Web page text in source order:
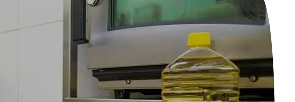
Raapo菜籽油lie 概述頁面：油
无麸质鸡尾酒酱 无麸质Ravigotte酱